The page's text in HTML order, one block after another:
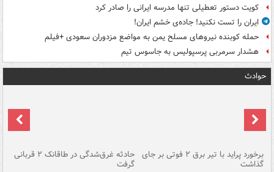
کویت دستور تعطیلی تنها مدرسه ایرانی را صادر کرد
ایران را تست نکنید! جاده‌ی خشم ایران!
حمله کوبنده نیروهای مسلح یمن به مواضع مزدوران سعودی +فیلم
هشدار سرمربی پرسپولیس به جاسوس تیم
حوادث
برخورد پراید با تیر برق ۲ فوتی بر جای
گذاشت
حادثه غرق‌شدگی در طاقانک ۲ قربانی
گرفت